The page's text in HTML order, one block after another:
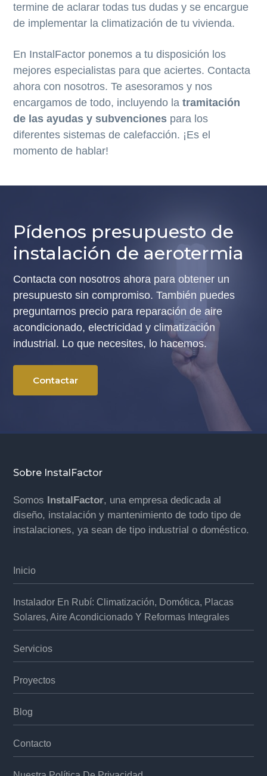
termine de aclarar todas tus dudas y se encargue
de implementar la climatización de tu vivienda.
En InstalFactor ponemos a tu disposición los
mejores especialistas para que aciertes. Contacta
ahora con nosotros. Te asesoramos y nos
encargamos de todo, incluyendo latramitación
de las ayudas y subvenciones para los
diferentes sistemas de calefacción. ¡Es el
momento de hablar!
Pídenos presupuesto de
instalación de aerotermia
Contacta con nosotros ahora para obtener un
presupuesto sin compromiso. También puedes
preguntarnos precio para reparación de aire
acondicionado, electricidad y climatización
industrial. Lo que necesites, lo hacemos.
Contactar
Footer
Sobre InstalFactor
Somos InstalFactor, una empresa dedicada al
diseño, instalación y mantenimiento de todo tipo de
instalaciones, ya sean de tipo industrial o doméstico.
Inicio
Instalador En Rubí: Climatización, Domótica, Placas
Solares, Aire Acondicionado Y Reformas Integrales
Servicios
Proyectos
Blog
Contacto